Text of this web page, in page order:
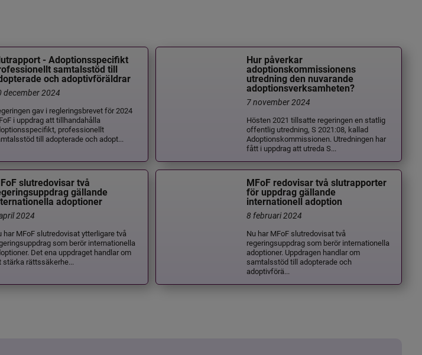
- Adoptionsspecifikt
samtalsstöd till
och adoptivföräldrar
december 2024
gav i regleringsbrevet för 2024
i uppdrag att tillhandahålla
professionellt
till adopterade och adopt...
Hur påverkar
adoptionskommissionens
utredning den nuvarande
adoptionsverksamheten?
7 november 2024
Hösten 2021 tillsatte regeringen en statlig
offentlig utredning, S 2021:08, kallad
Adoptionskommissionen. Utredningen har
fått i uppdrag att utreda S...
slutredovisar två
gällande
adoptioner
2024
har MFoF slutredovisat ytterligare två
som berör internationella
Det ena uppdraget handlar om
stärka rättssäkerhe...
MFoF redovisar två slutrapporter
för uppdrag gällande
internationell adoption
8 februari 2024
Nu har MFoF slutredovisat två
regeringsuppdrag som berör internationella
adoptioner. Uppdragen handlar om
samtalsstöd till adopterade och
adoptivförä...